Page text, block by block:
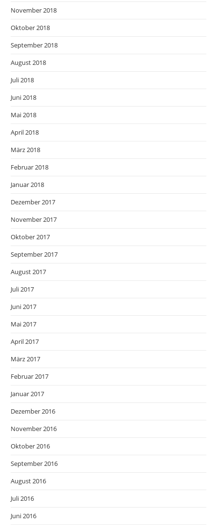
November 2018
Oktober 2018
September 2018
August 2018
Juli 2018
Juni 2018
Mai 2018
April 2018
März 2018
Februar 2018
Januar 2018
Dezember 2017
November 2017
Oktober 2017
September 2017
August 2017
Juli 2017
Juni 2017
Mai 2017
April 2017
März 2017
Februar 2017
Januar 2017
Dezember 2016
November 2016
Oktober 2016
September 2016
August 2016
Juli 2016
Juni 2016